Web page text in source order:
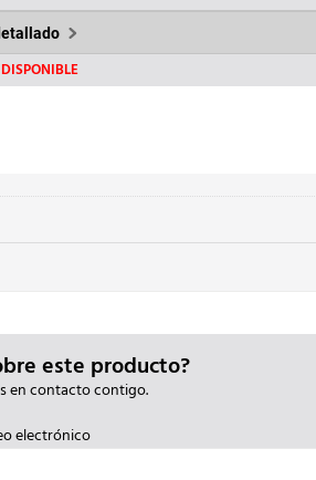
este producto?
en contacto contigo.
electrónico